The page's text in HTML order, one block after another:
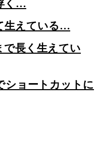
く…
生えている…
長く生えてい
ショートカットに